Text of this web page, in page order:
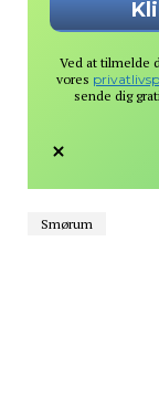
Ved at tilmelde
vores
sende dig
Smørum